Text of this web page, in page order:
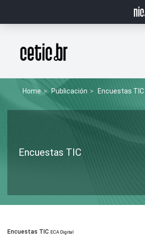
Página inicial
Home Publicación Encuestas TIC
Encuestas TIC
Encuestas TIC ECA Digital